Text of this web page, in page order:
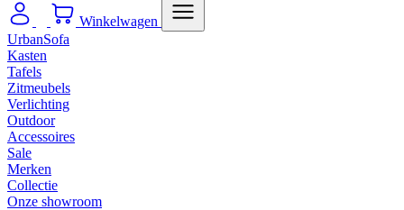
Winkelwagen
UrbanSofa
Kasten
Tafels
Zitmeubels
Verlichting
Outdoor
Accessoires
Sale
Merken
Collectie
Onze showroom